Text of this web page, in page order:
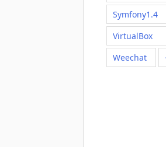
Symfony1.4
VirtualBox
Weechat